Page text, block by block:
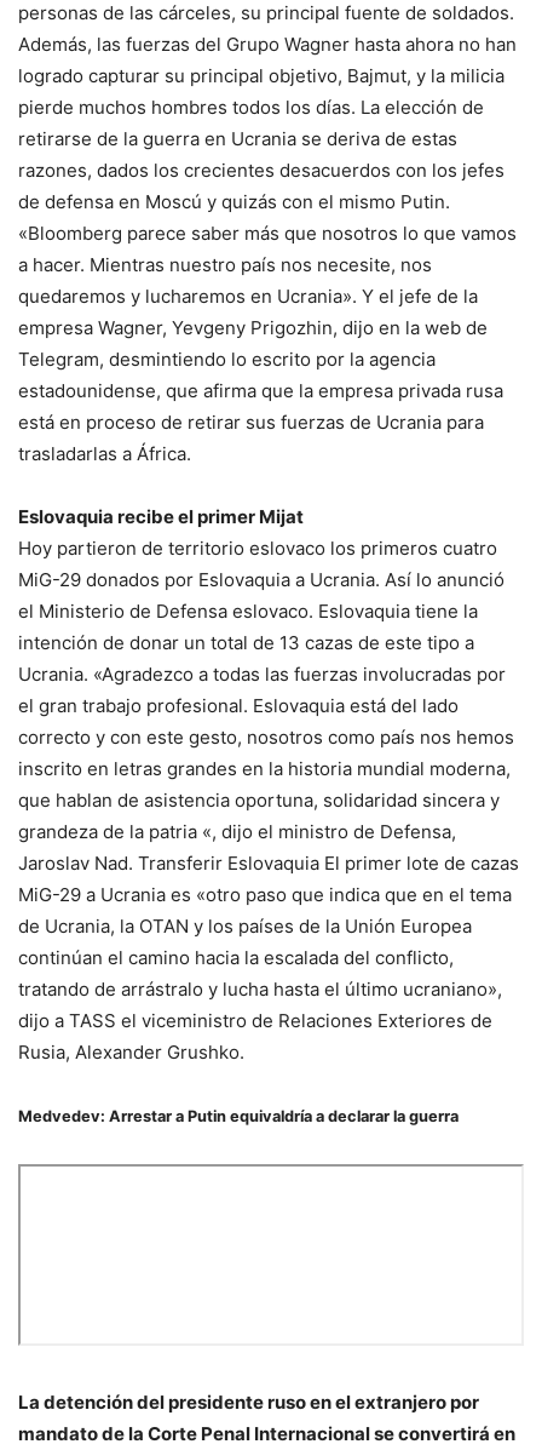
personas de las cárceles, su principal fuente de soldados.
Además, las fuerzas del Grupo Wagner hasta ahora no han
logrado capturar su principal objetivo, Bajmut, y la milicia
pierde muchos hombres todos los días. La elección de
retirarse de la guerra en Ucrania se deriva de estas
razones, dados los crecientes desacuerdos con los jefes
de defensa en Moscú y quizás con el mismo Putin.
«Bloomberg parece saber más que nosotros lo que vamos
a hacer. Mientras nuestro país nos necesite, nos
quedaremos y lucharemos en Ucrania». Y el jefe de la
empresa Wagner, Yevgeny Prigozhin, dijo en la web de
Telegram, desmintiendo lo escrito por la agencia
estadounidense, que afirma que la empresa privada rusa
está en proceso de retirar sus fuerzas de Ucrania para
trasladarlas a África.
Eslovaquia recibe el primer Mijat
Hoy partieron de territorio eslovaco los primeros cuatro
MiG-29 donados por Eslovaquia a Ucrania. Así lo anunció
el Ministerio de Defensa eslovaco. Eslovaquia tiene la
intención de donar un total de 13 cazas de este tipo a
Ucrania. «Agradezco a todas las fuerzas involucradas por
el gran trabajo profesional. Eslovaquia está del lado
correcto y con este gesto, nosotros como país nos hemos
inscrito en letras grandes en la historia mundial moderna,
que hablan de asistencia oportuna, solidaridad sincera y
grandeza de la patria «, dijo el ministro de Defensa,
Jaroslav Nad. Transferir Eslovaquia El primer lote de cazas
MiG-29 a Ucrania es «otro paso que indica que en el tema
de Ucrania, la OTAN y los países de la Unión Europea
continúan el camino hacia la escalada del conflicto,
tratando de arrástralo y lucha hasta el último ucraniano»,
dijo a TASS el viceministro de Relaciones Exteriores de
Rusia, Alexander Grushko.
Medvedev: Arrestar a Putin equivaldría a declarar la guerra
La detención del presidente ruso en el extranjero por
mandato de la Corte Penal Internacional se convertirá en